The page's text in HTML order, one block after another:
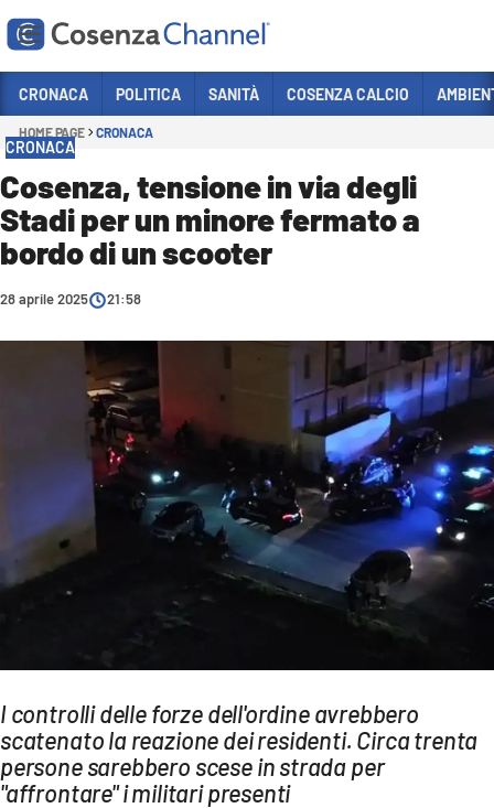
Sezioni
POLITICA
COSENZA CALCIO
ECONOMIA E LAVORO
CULTURA
Streaming
LAC TV
LAC ONAIR
LaC
Network
LACPLAY.IT
CRONACA POLITICA SANITÀ COSENZA CALCIO
HOME PAGE CRONACA
CRONACA
Cosenza, tensione in via degli
Stadi per un minore fermato a
bordo di un scooter
28 aprile 2025 21:58
I controlli delle forze dell'ordine avrebbero
scatenato la reazione dei residenti. Circa trenta
persone sarebbero scese in strada per
"affrontare" i militari presenti